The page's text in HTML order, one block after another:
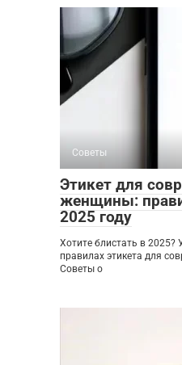
Советы
Этикет для
женщины:
2025 году
Хотите блистать в 2025?
правилах этикета для
Советы о